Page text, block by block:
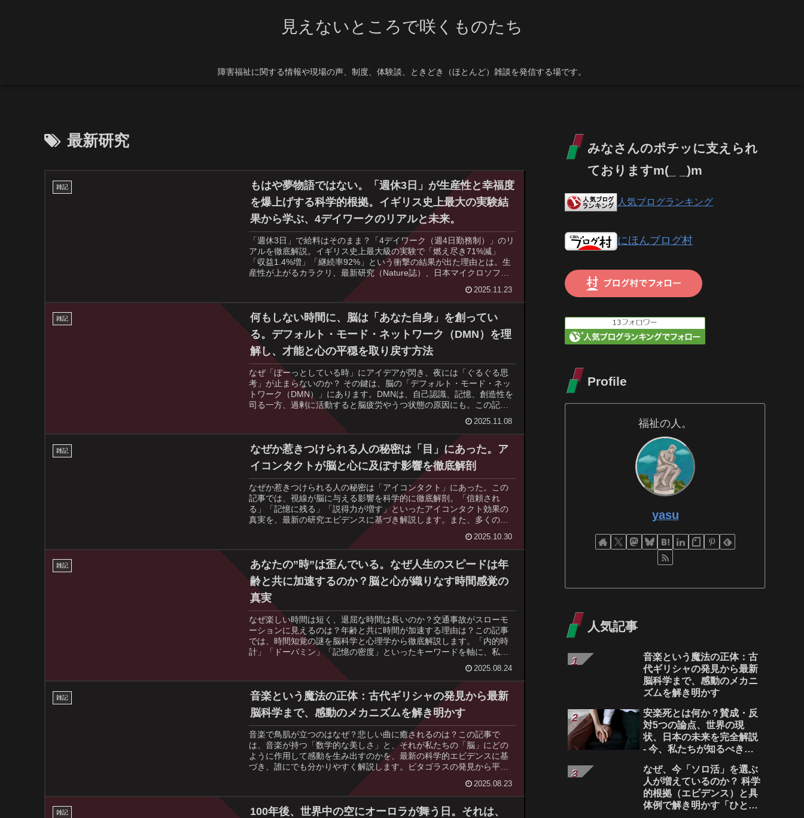
見えないところで咲くものたち
障害福祉に関する情報や現場の声、制度、体験談、ときどき（ほとんど）雑談を発信する場です。
最新研究
雑記
もはや夢物語ではない。「週休3日」が生産性と幸福度
を爆上げする科学的根拠。イギリス史上最大の実験結
果から学ぶ、4デイワークのリアルと未来。
「週休3日」で給料はそのまま？「4デイワーク（週4日勤務制）」のリ
アルを徹底解説。イギリス史上最大級の実験で「燃え尽き71%減」
「収益1.4%増」「継続率92%」という衝撃の結果が出た理由とは。生
産性が上がるカラクリ、最新研究（Nature誌）、日本マイクロソフト
等の導入事例、メリットと「労働凝縮」などの落とし穴まで、信頼で
きるエビデンスに基づき網羅。あなたの会社の「当たり前」が変わる
かもしれない、働き方の未来レポートです。
2025.11.23
雑記
何もしない時間に、脳は「あなた自身」を創ってい
る。デフォルト・モード・ネットワーク（DMN）を理
解し、才能と心の平穏を取り戻す方法
なぜ「ぼーっとしている時」にアイデアが閃き、夜には「ぐるぐる思
考」が止まらないのか？ その鍵は、脳の「デフォルト・モード・ネッ
トワーク（DMN）」にあります。DMNは、自己認識、記憶、創造性を
司る一方、過剰に活動すると脳疲労やうつ状態の原因にも。この記事
では、DMNの基本的な仕組みから、創造性を引き出す方法、マインド
フルネスによる鎮静化、アルツハイマー病との関連まで、最新の科学
的エビデンスに基づき徹底解説。あなたの脳の「アイドリング状態」
を理解し、才能と心の平穏を手に入れるヒントがここにあります。
2025.11.08
雑記
なぜか惹きつけられる人の秘密は「目」にあった。ア
イコンタクトが脳と心に及ぼす影響を徹底解剖
なぜか惹きつけられる人の秘密は「アイコンタクト」にあった。この
記事では、視線が脳に与える影響を科学的に徹底解剖。「信頼され
る」「記憶に残る」「説得力が増す」といったアイコンタクト効果の
真実を、最新の研究エビデンスに基づき解説します。また、多くの日
本人が抱える「目を見るのが苦手」という悩みや、見すぎることのリ
スク、文化差についても深く掘り下げます。ビジネスや恋愛、日常の
あらゆる場面で使える「科学的に正しい」視線の使い方を学び、あな
たのコミュニケーション能力をアップデートしましょう。
2025.10.30
雑記
あなたの”時”は歪んでいる。なぜ人生のスピードは年
齢と共に加速するのか？脳と心が織りなす時間感覚の
真実
なぜ楽しい時間は短く、退屈な時間は長いのか？交通事故がスローモ
ーションに見えるのは？年齢と共に時間が加速する理由は？この記事
では、時間知覚の謎を脳科学と心理学から徹底解説します。「内的時
計」「ドーパミン」「記憶の密度」といったキーワードを軸に、私た
ちの時間感覚が感情、注意、年齢、身体といかに深く結びついている
かを解き明かします。デイヴィッド・イーグルマンらの最新研究も交
え、あなたの主観的な時間がどのように作られるのか、その真実に迫
ります。時間との付き合い方が変わる、知的探求の旅へ。
2025.08.24
雑記
音楽という魔法の正体：古代ギリシャの発見から最新
脳科学まで、感動のメカニズムを解き明かす
音楽で鳥肌が立つのはなぜ？悲しい曲に癒されるのは？この記事で
は、音楽が持つ「数学的な美しさ」と、それが私たちの「脳」にどの
ように作用して感動を生み出すのかを、最新の科学的エビデンスに基
づき、誰にでも分かりやすく解説します。ピタゴラスの発見から平均
律、そしてドーパミンや記憶との関係まで、音楽の謎を解き明かしま
す。音楽療法の事例やモーツァルト効果の真実にも迫り、あなたの音
楽体験を根底から変える知的好奇心の旅を提供します。音楽好きはも
ちろん、脳科学や数学に興味がある方にもおすすめです。
2025.08.23
雑記
100年後、世界中の空にオーロラが舞う日。それは、
みなさんのポチッに支えられ
ておりますm(_ _)m
人気ブログランキング
にほんブログ村
Profile
福祉の人。
yasu
人気記事
音楽という魔法の正体：古
代ギリシャの発見から最新
脳科学まで、感動のメカニ
ズムを解き明かす
安楽死とは何か？賛成・反
対5つの論点、世界の現
状、日本の未来を完全解説
- 今、私たちが知るべき生
なぜ、今「ソロ活」を選ぶ
人が増えているのか？ 科学
的根拠（エビデンス）と具
体例で解き明かす「ひとり